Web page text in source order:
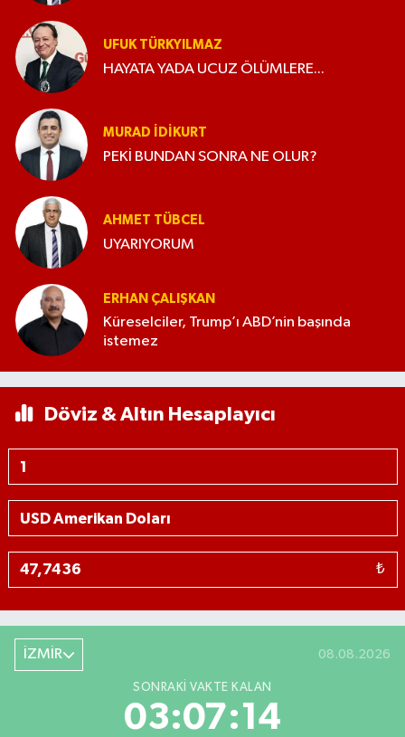
UFUK TÜRKYILMAZ
HAYATA YADA UCUZ ÖLÜMLERE...
MURAD İDIKURT
PEKİ BUNDAN SONRA NE OLUR?
AHMET TÜBCEL
UYARIYORUM
ERHAN ÇALIŞKAN
Küreselciler, Trump’ı ABD’nin başında
istemez
Döviz & Altın Hesaplayıcı
₺
İZMİR 08.08.2026
SONRAKI VAKTE KALAN
03:07:14